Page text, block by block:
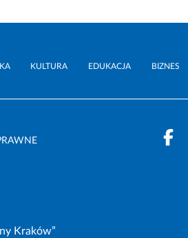
KULTURA EDUKACJA BIZNES
Kraków”